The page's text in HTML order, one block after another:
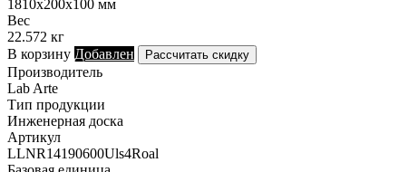
1810х200х100 мм
Вес
22.572 кг
В корзину Добавлен Рассчитать скидку
Производитель
Lab Arte
Тип продукции
Инженерная доска
Артикул
LLNR14190600Uls4Roal